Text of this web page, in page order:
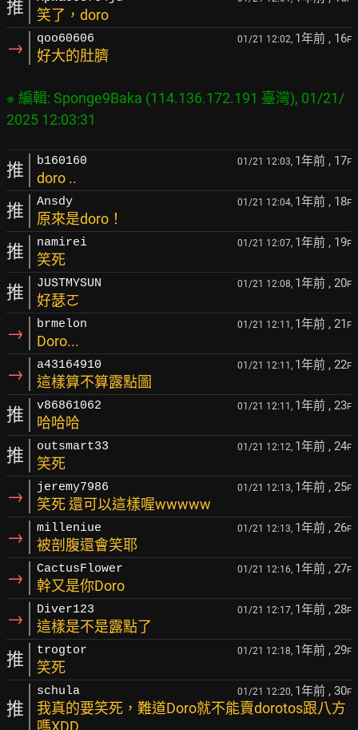
推 笑了，doro
→ qoo60606 01/21 12:02, 1年前 , 16F
好大的肚臍
※ 編輯: Sponge9Baka (114.136.172.191 臺灣), 01/21/
推 b160160 01/21 12:03, 1年前 , 17F
doro ..
推 Ansdy 01/21 12:04, 1年前 , 18F
原來是doro！
推 namirei 01/21 12:07, 1年前 , 19F
笑死
推 JUSTMYSUN 01/21 12:08, 1年前 , 20F
好瑟ㄛ
→ brmelon 01/21 12:11, 1年前 , 21 F
Doro...
→ a43164910 01/21 12:11, 1年前 , 22F
這樣算不算露點圖
推 v86861062 01/21 12:11, 1年前 , 23F
哈哈哈
推 outsmart33 01/21 12:12, 1年前 , 24F
笑死
→ jeremy7986 01/21 12:13, 1年前 , 25F
笑死 還可以這樣喔wwwww
→ milleniue 01/21 12:13, 1年前 , 26F
被剖腹還會笑耶
→ CactusFlower 01/21 12:16, 1年前 , 27F
幹又是你Doro
→ Diver123 01/21 12:17, 1年前 , 28F
這樣是不是露點了
推 trogtor 01/21 12:18, 1年前 , 29F
笑死
推
schula 01/21 12:20, 1年前 , 30F
我真的要笑死，難道Doro就不能賣dorotos跟八方
嗎XDD